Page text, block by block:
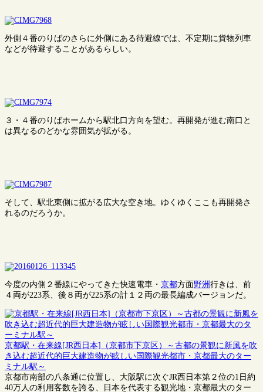
外側４番のりばのさらに外側にある待避線では、不定期に貨物列車
などが待避することがあるらしい。
３・４番のりばホームから駅北口方向を望む。再開発が進む南口と
は異なるのどかな雰囲気が拡がる。
そして、駅北東側に拡がる広大な空き地。ゆくゆくここも再開発さ
れるのだろうか。
今度の内側２番線にやってきた快速電車・ 京都方面野洲行きは、前
４両が223系、後８両が225系の計１２両の最長編成バージョンだ。
京都駅・在来線[JR西日本]（京都市下京区）～古都の景観に新風を吹
き込む超近代的巨大建造物が眩しい国際観光都市・京都最大のター
ミナル駅～
京都市南部の八条通に位置し、大阪駅に次ぐJR西日本第２位の1日約
40万人の利用客数を誇る、日本を代表する観光地・京都最大のター